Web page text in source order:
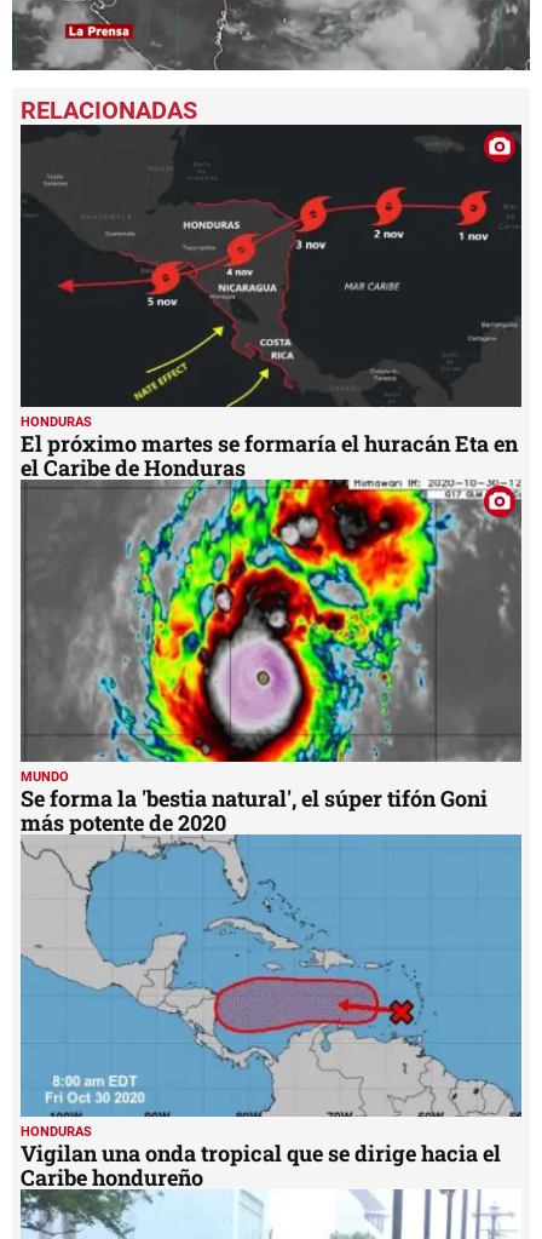
seconds
of
HONDURAS
El próximo martes se formaría el huracán Eta en
el Caribe de Honduras
MUNDO
Se forma la 'bestia natural', el súper tifón Goni
más potente de 2020
HONDURAS
Vigilan una onda tropical que se dirige hacia el
Caribe hondureño